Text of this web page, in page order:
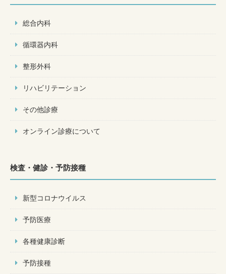
総合内科
循環器内科
整形外科
リハビリテーション
その他診療
オンライン診療について
検査・健診・予防接種
新型コロナウイルス
予防医療
各種健康診断
予防接種